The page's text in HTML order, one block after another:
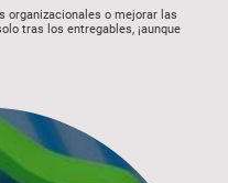
organizacionales o mejorar las
tras los entregables, ¡aunque